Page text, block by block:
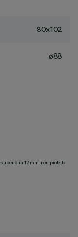
80x102
ø88
a 12 mm, non protetto